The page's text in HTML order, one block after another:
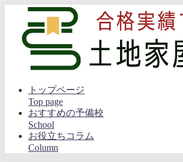
トップページ
Top page
おすすめの予備校
School
お役立ちコラム
Column